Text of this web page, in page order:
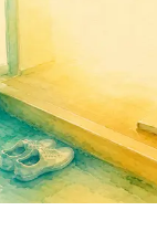
съёмную
тихо съедают весь
защитит вас